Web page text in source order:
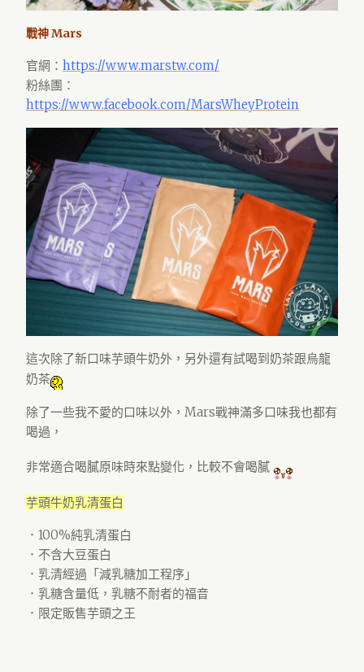
戰神 Mars
官網： https://www.marstw.com/
粉絲團：
https://www.facebook.com/MarsWheyProtein
這次除了新口味芋頭牛奶外，另外還有試喝到奶茶跟烏龍
奶茶
除了一些我不愛的口味以外，Mars戰神滿多口味我也都有
喝過，
非常適合喝膩原味時來點變化，比較不會喝膩
芋頭牛奶乳清蛋白
．100%純乳清蛋白
．不含大豆蛋白
．乳清經過「減乳糖加工程序」
．乳糖含量低，乳糖不耐者的福音
．限定販售芋頭之王